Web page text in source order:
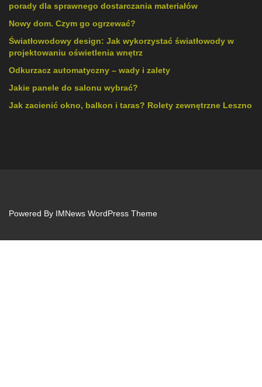
porady dla sprawnego dostarczania materiałów
Nowy dom. Czym go ogrzewać?
Światłowodowy design: Jak wykorzystać światłowody w
projektowaniu oświetlenia wnętrz
Odkurzacz automatyczny – wady i zalety
Jakie panele do salonu wybrać?
Jak zacienić okno, balkon i taras? Rolety zewnętrzne Leszno
Powered By IMNews WordPress Theme